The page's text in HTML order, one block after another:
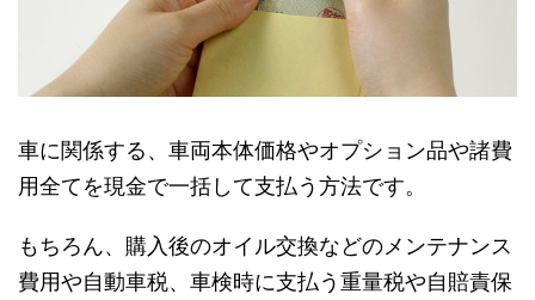
車に関係する、車両本体価格やオプション品や諸費
用全てを現金で一括して支払う方法です。
もちろん、購入後のオイル交換などのメンテナンス
費用や自動車税、車検時に支払う重量税や自賠責保